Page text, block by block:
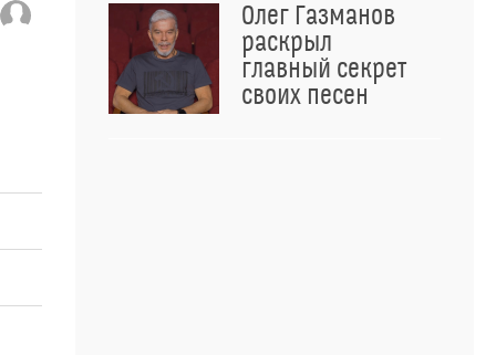
Олег Газманов
раскрыл
главный секрет
своих песен